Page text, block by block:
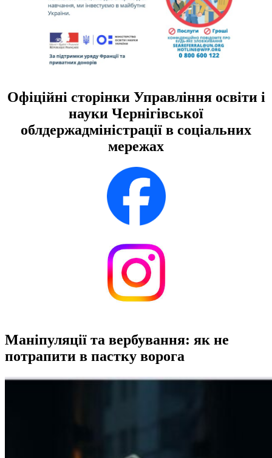
Офіційні сторінки Управління освіти і
науки Чернігівської
облдержадміністрації в соціальних
мережах
Маніпуляції та вербування: як не
потрапити в пастку ворога